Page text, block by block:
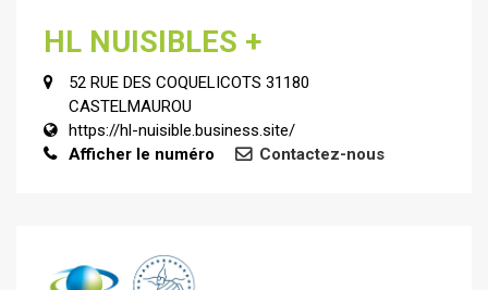
HL NUISIBLES +
52 RUE DES COQUELICOTS 31180
CASTELMAUROU
https://hl-nuisible.business.site/
Afficher le numéro
Contactez-nous